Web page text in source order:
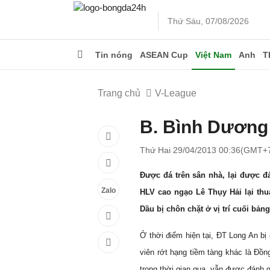
Thứ Sáu, 07/08/2026
Tin nóng ASEAN Cup Việt Nam Anh
Trang chủ V-League
Zalo
B. Bình
Thứ Hai 29/04/2013
Được đá trên sân nhà, lại được
HLV cao ngạo Lê Thụy Hải lại
Dầu bị chôn chặt ở vị trí cuối
Ở thời điểm hiện tại, ĐT Long An bị
viên rớt hạng tiềm tàng khác là